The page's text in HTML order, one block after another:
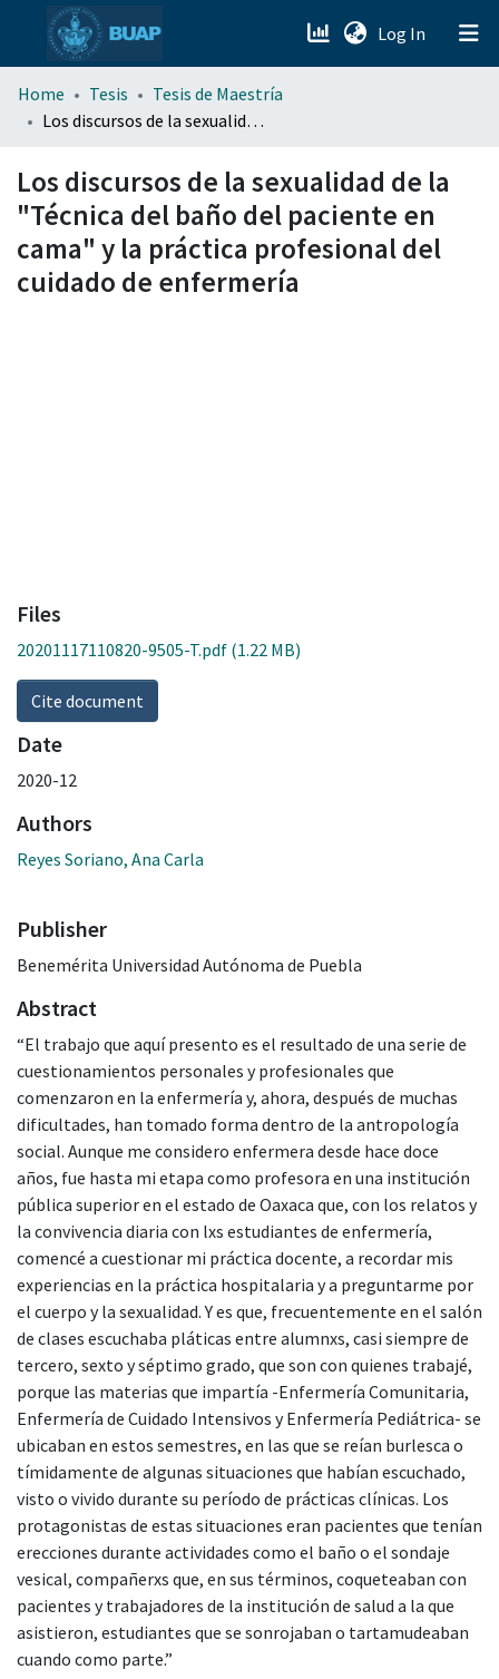
Log In (current)
menu.section.about_menu
Home Tesis
Tesis de Maestría
Los discursos de la sexualidad de la "Técnica del baño del paciente en cama" y la práctica profesional del cuidado de enfermería
Los discursos de la sexualidad de la
"Técnica del baño del paciente en
cama" y la práctica profesional del
cuidado de enfermería
Files
20201117110820-9505-T.pdf (1.22 MB)
Cite document
Date
2020-12
Authors
Reyes Soriano, Ana Carla
Publisher
Benemérita Universidad Autónoma de Puebla
Abstract
“El trabajo que aquí presento es el resultado de una serie de
cuestionamientos personales y profesionales que
comenzaron en la enfermería y, ahora, después de muchas
dificultades, han tomado forma dentro de la antropología
social. Aunque me considero enfermera desde hace doce
años, fue hasta mi etapa como profesora en una institución
pública superior en el estado de Oaxaca que, con los relatos y
la convivencia diaria con lxs estudiantes de enfermería,
comencé a cuestionar mi práctica docente, a recordar mis
experiencias en la práctica hospitalaria y a preguntarme por
el cuerpo y la sexualidad. Y es que, frecuentemente en el salón
de clases escuchaba pláticas entre alumnxs, casi siempre de
tercero, sexto y séptimo grado, que son con quienes trabajé,
porque las materias que impartía -Enfermería Comunitaria,
Enfermería de Cuidado Intensivos y Enfermería Pediátrica- se
ubicaban en estos semestres, en las que se reían burlesca o
tímidamente de algunas situaciones que habían escuchado,
visto o vivido durante su período de prácticas clínicas. Los
protagonistas de estas situaciones eran pacientes que tenían
erecciones durante actividades como el baño o el sondaje
vesical, compañerxs que, en sus términos, coqueteaban con
pacientes y trabajadores de la institución de salud a la que
asistieron, estudiantes que se sonrojaban o tartamudeaban
cuando como parte.”